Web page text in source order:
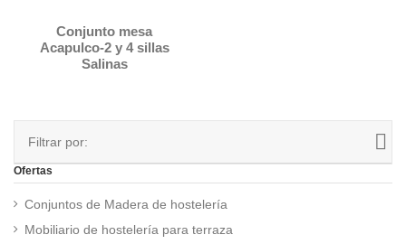
Conjunto mesa
Acapulco-2 y 4 sillas
Salinas
Filtrar por:
Ofertas
Conjuntos de Madera de hostelería
Mobiliario de hostelería para terraza